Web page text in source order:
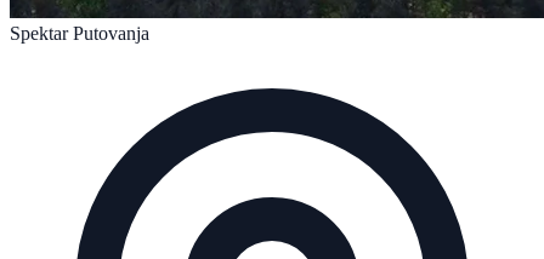
Spektar Putovanja